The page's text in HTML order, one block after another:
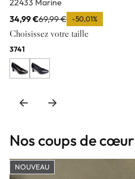
22433 Marine
34,99 €69,99 € -50,01%
Choisissez votre taille
3741
Nos coups de cœur
NOUVEAU